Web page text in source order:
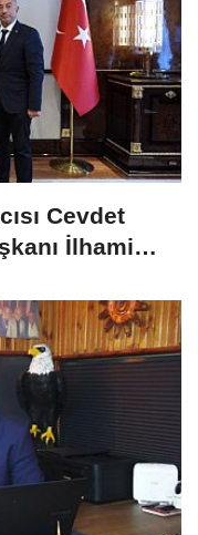
Cevdet
İlhami